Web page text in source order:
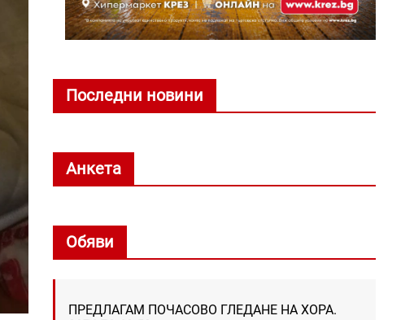
Последни новини
Анкета
Обяви
ПРЕДЛАГАМ ПОЧАСОВО ГЛЕДАНЕ НА ХОРА.